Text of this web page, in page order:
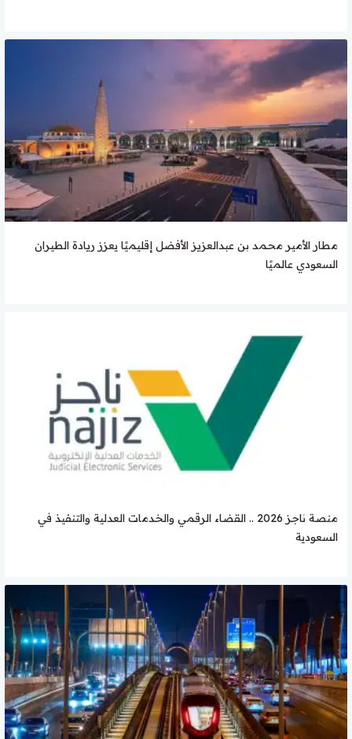
مطار الأمير محمد بن عبدالعزيز الأفضل إقليميًا يعزز ريادة الطيران
السعودي عالميًا
منصة ناجز 2026 .. القضاء الرقمي والخدمات العدلية والتنفيذ في
السعودية